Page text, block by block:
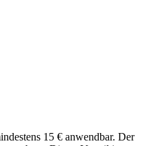
15 € anwendbar. Der